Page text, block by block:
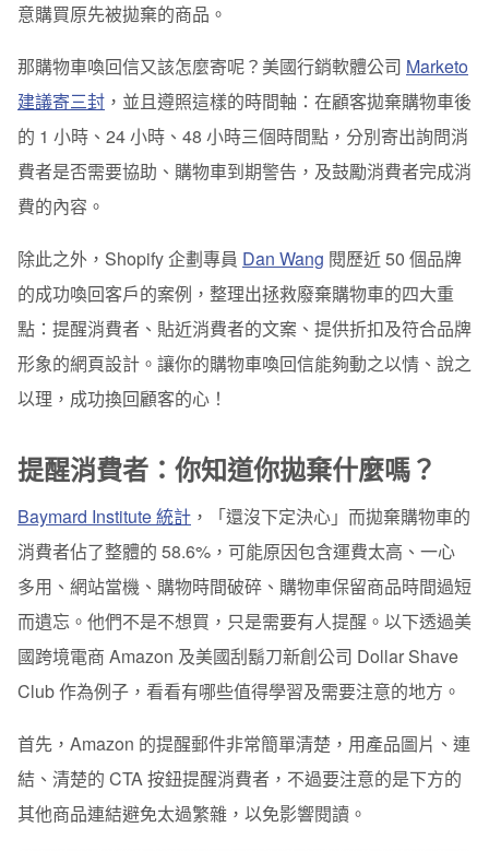
意購買原先被拋棄的商品。
那購物車喚回信又該怎麼寄呢？美國行銷軟體公司 Marketo
建議寄三封 ，並且遵照這樣的時間軸：在顧客拋棄購物車後
的 1 小時、24 小時、48 小時三個時間點，分別寄出詢問消
費者是否需要協助、購物車到期警告，及鼓勵消費者完成消
費的內容。
除此之外，Shopify 企劃專員 Dan Wang 閱歷近 50 個品牌
的成功喚回客戶的案例，整理出拯救廢棄購物車的四大重
點：提醒消費者、貼近消費者的文案、提供折扣及符合品牌
形象的網頁設計。讓你的購物車喚回信能夠動之以情、說之
以理，成功換回顧客的心！
提醒消費者：你知道你拋棄什麼嗎？
Baymard Institute 統計 ，「還沒下定決心」而拋棄購物車的
消費者佔了整體的 58.6%，可能原因包含運費太高、一心
多用、網站當機、購物時間破碎、購物車保留商品時間過短
而遺忘。 他們不是不想買，只是需要有人提醒。以下透過美
國跨境電商 Amazon 及美國刮鬍刀新創公司 Dollar Shave
Club 作為例子，看看有哪些值得學習及需要注意的地方。
首先，Amazon 的提醒郵件非常簡單清楚，用產品圖片、連
結、清楚的 CTA 按鈕提醒消費者，不過要注意的是下方的
其他商品連結避免太過繁雜，以免影響閱讀。